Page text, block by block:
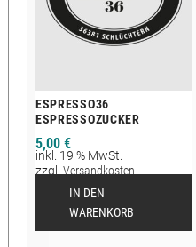
ESPRESSO36
ESPRESSOZUCKER
5,00 €
inkl. 19 % MwSt.
zzgl. Versandkosten
Lieferzeit:2-12 Tage
IN DEN
WARENKORB